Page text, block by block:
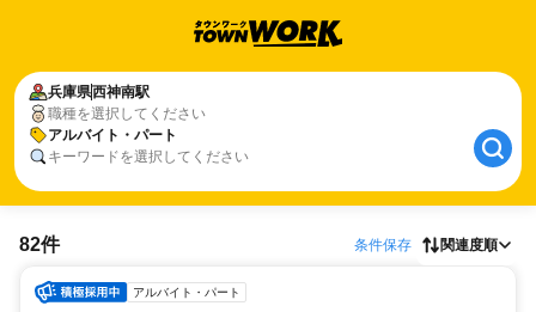
兵庫県西神南駅
職種を選択してください
アルバイト・パート
キーワードを選択してください
82件 条件保存 関連度順
アルバイト・パート